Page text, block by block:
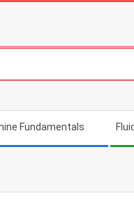
Fundamentals